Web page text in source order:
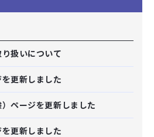
扱いについて
更新しました
ページを更新しました
更新しました